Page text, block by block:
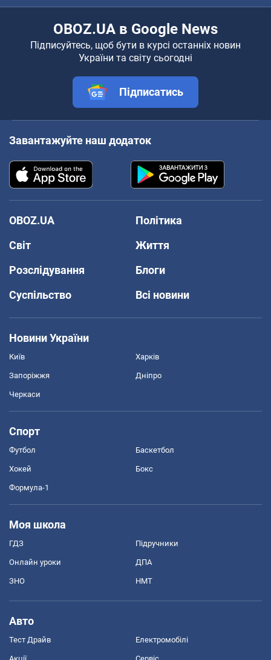
OBOZ.UA в Google News
Підписуйтесь, щоб бути в курсі останніх новин
України та світу сьогодні
Підписатись
Завантажуйте наш додаток
OBOZ.UA
Політика
Світ
Життя
Розслідування
Блоги
Суспільство
Всі новини
Новини України
Київ Харків
Запоріжжя Дніпро
Черкаси
Спорт
Футбол Баскетбол
Хокей Бокс
Формула-1
Моя школа
ГДЗ Підручники
Онлайн уроки ДПА
ЗНО НМТ
Авто
Тест Драйв Електромобілі